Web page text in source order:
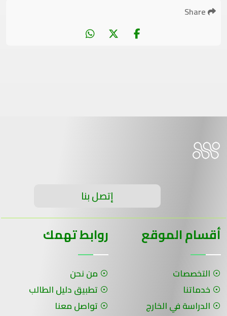
إتصل بنا
أقسام الموقع
التخصصات
خدماتنا
الدراسة في الخارج
روابط تهمك
من نحن
تطبيق دليل الطالب
تواصل معنا